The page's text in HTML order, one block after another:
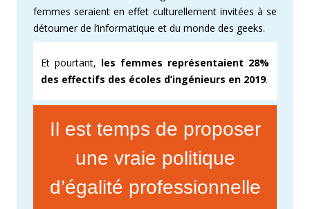
femmes seraient en effet culturellement invitées à se
détourner de l’informatique et du monde des geeks.
Et pourtant, les femmes représentaient 28%
des effectifs des écoles d’ingénieurs en 2019.
Il est temps de proposer
une vraie politique
d’égalité professionnelle